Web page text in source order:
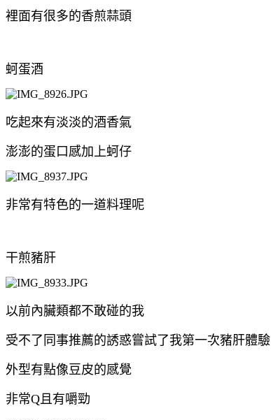
裡面有很多的香煎蒜頭
蚵蛋酒
吃起來有淡淡的酒香氣
澎澎的蛋口感加上蚵仔
非常有特色的一道料理呢
干煎豬肝
以前內臟類都不敢碰的我
受不了同事推薦的誘惑嘗試了我第一次豬肝體驗
外型有點像豆皮的感覺
非常Q且有嚼勁